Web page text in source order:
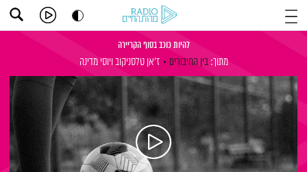
להיות כוכב בסוף הקריירה
מתוך: בין החיבורים ז'אן טלסניקוב ויוסי מדינה